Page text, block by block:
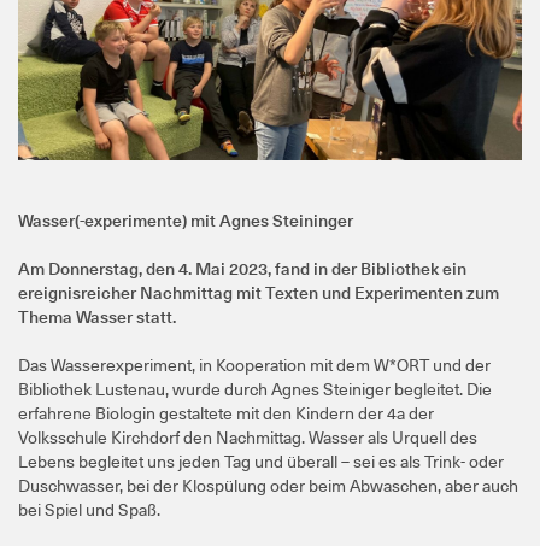
Wasser(-experimente) mit Agnes Steininger
Am Donnerstag, den 4. Mai 2023, fand in der Bibliothek ein
ereignisreicher Nachmittag mit Texten und Experimenten zum
Thema Wasser statt.
Das Wasserexperiment, in Kooperation mit dem W*ORT und der
Bibliothek Lustenau, wurde durch Agnes Steiniger begleitet. Die
erfahrene Biologin gestaltete mit den Kindern der 4a der
Volksschule Kirchdorf den Nachmittag. Wasser als Urquell des
Lebens begleitet uns jeden Tag und überall – sei es als Trink- oder
Duschwasser, bei der Klospülung oder beim Abwaschen, aber auch
bei Spiel und Spaß.